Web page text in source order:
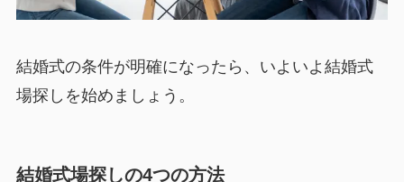
結婚式の条件が明確になったら、いよいよ結婚式
場探しを始めましょう。
結婚式場探しの4つの方法